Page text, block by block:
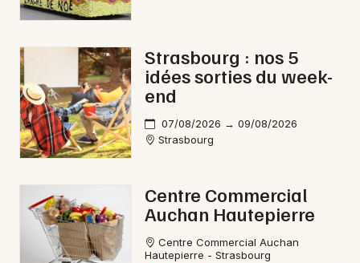
Strasbourg : nos 5
idées sorties du week-
end
07/08/2026 → 09/08/2026
Strasbourg
Centre Commercial
Auchan Hautepierre
Centre Commercial Auchan
Hautepierre - Strasbourg